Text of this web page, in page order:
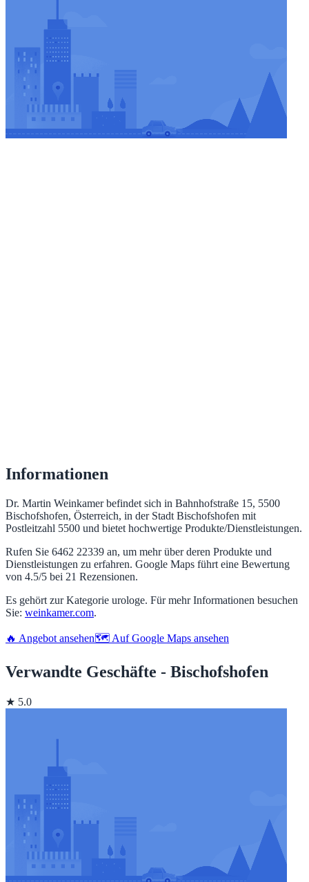
Informationen
Dr. Martin Weinkamer befindet sich in Bahnhofstraße 15, 5500
Bischofshofen, Österreich, in der Stadt Bischofshofen mit
Postleitzahl 5500 und bietet hochwertige Produkte/Dienstleistungen.
Rufen Sie 6462 22339 an, um mehr über deren Produkte und
Dienstleistungen zu erfahren. Google Maps führt eine Bewertung
von 4.5/5 bei 21 Rezensionen.
Es gehört zur Kategorie urologe. Für mehr Informationen besuchen
Sie: weinkamer.com.
🔥 Angebot ansehen🗺️ Auf Google Maps ansehen
Verwandte Geschäfte - Bischofshofen
★ 5.0